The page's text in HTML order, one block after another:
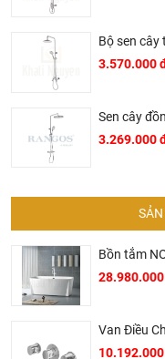
thuyền du lịch siêu
▶ Tại Việt Nam,
nhưng đã ngay lập
Nhiều khách sạn
nhiều tên tuổi lớn
như khách sạn Melia,
▶ Không chỉ hiện diện
hạng sang, Bravat
cư cao cấp sử dụng
điểm nhấn bán hàng
tại gia. Đến nay, sản
Hồ Chí Minh; Starcity
Indochina Plaza Hà
Bộ sen cây
3.570.000
Sen cây
3.269.000
Bồn tắm
Van Điều